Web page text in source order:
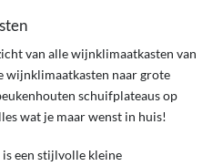
van alle wijnklimaatkasten van
wijnklimaatkasten naar grote
schuifplateaus op
wat je maar wenst in huis!
is een stijlvolle kleine